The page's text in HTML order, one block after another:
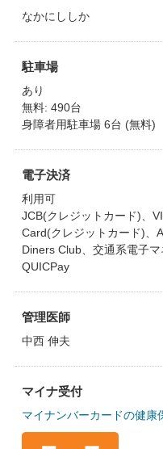
なかにししか
駐車場
あり
無料: 490台
身障者用駐車場 6台 (無料)
電子決済
利用可
JCB(クレジットカード)、
Card(クレジットカード)、
Diners Club、交通系電子マ
QUICPay
管理医師
中西 伸夫
マイナ受付
マイナンバーカードの健康